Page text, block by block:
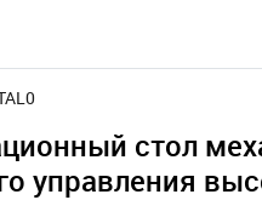
стол
управления